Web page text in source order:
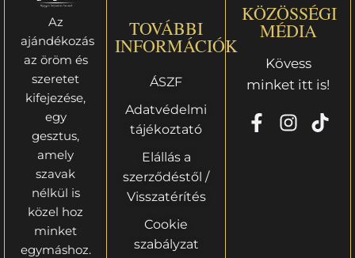
Az
ajándékozás
az öröm és
szeretet
kifejezése,
egy
gesztus,
amely
szavak
nélkül is
közel hoz
minket
egymáshoz.
TOVÁBBI
INFORMÁCIÓK
ÁSZF
Adatvédelmi
tájékoztató
Elállás a
szerződéstől /
Visszatérítés
Cookie
szabályzat
KÖZÖSSÉGI
MÉDIA
Kövess
minket itt is!